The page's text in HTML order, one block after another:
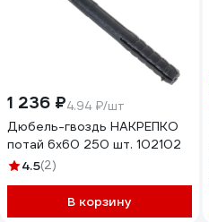
1 236 ₽4.94 ₽/шт
Дюбель-гвоздь НАКРЕПКО
потай 6х60 250 шт. 102102
4.5(2)
В корзину